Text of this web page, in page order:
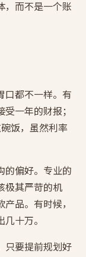
，而不是一个账
口都不一样。有
一年的财报；
饭，虽然利率
的偏好。专业的
极其严苛的机
品。有时候，
十万。
只要提前规划好